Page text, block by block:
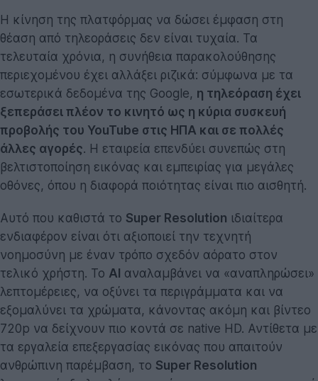
Η κίνηση της πλατφόρμας να δώσει έμφαση στη
θέαση από τηλεοράσεις δεν είναι τυχαία. Τα
τελευταία χρόνια, η συνήθεια παρακολούθησης
περιεχομένου έχει αλλάξει ριζικά: σύμφωνα με τα
εσωτερικά δεδομένα της Google, η τηλεόραση έχει
ξεπεράσει πλέον το κινητό ως η κύρια συσκευή
προβολής του YouTube στις ΗΠΑ και σε πολλές
άλλες αγορές. Η εταιρεία επενδύει συνεπώς στη
βελτιστοποίηση εικόνας και εμπειρίας για μεγάλες
οθόνες, όπου η διαφορά ποιότητας είναι πιο αισθητή.
Αυτό που καθιστά το Super Resolution ιδιαίτερα
ενδιαφέρον είναι ότι αξιοποιεί την τεχνητή
νοημοσύνη με έναν τρόπο σχεδόν αόρατο στον
τελικό χρήστη. Το AI αναλαμβάνει να «αναπληρώσει»
λεπτομέρειες, να οξύνει τα περιγράμματα και να
εξομαλύνει τα χρώματα, κάνοντας ακόμη και βίντεο
720p να δείχνουν πιο κοντά σε native HD. Αντίθετα με
τα εργαλεία επεξεργασίας εικόνας που απαιτούν
ανθρώπινη παρέμβαση, το Super Resolution